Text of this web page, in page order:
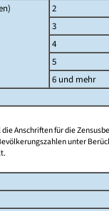
2
3
4
5
6 und mehr
Anschriften für die
unter